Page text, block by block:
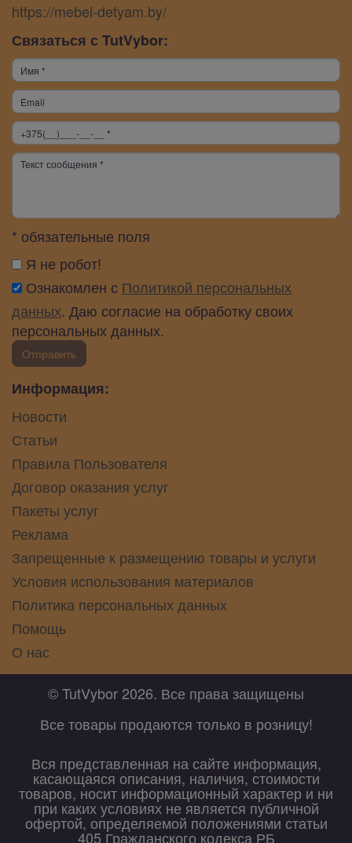
https://mebel-detyam.by/
Связаться с TutVybor:
* обязательные поля
Я не робот!
Ознакомлен с Политикой персональных
данных. Даю согласие на обработку своих
персональных данных.
Отправить
Информация:
Новости
Статьи
Правила Пользователя
Договор оказания услуг
Пакеты услуг
Реклама
Запрещенные к размещению товары и услуги
Условия использования материалов
Политика персональных данных
Помощь
О нас
© TutVybor 2026. Все права защищены
Все товары продаются только в розницу!
Вся представленная на сайте информация,
касающаяся описания, наличия, стоимости
товаров, носит информационный характер и ни
при каких условиях не является публичной
офертой, определяемой положениями статьи
405 Гражданского кодекса РБ